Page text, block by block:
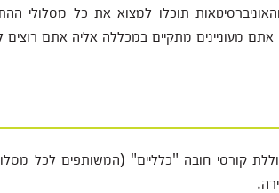
תוכלו למצוא את כל מסלולי
מעוניינים מתקיים במכללה אליה אתם רוצים
קורסי חובה "כלליים" (המשותפים לכל